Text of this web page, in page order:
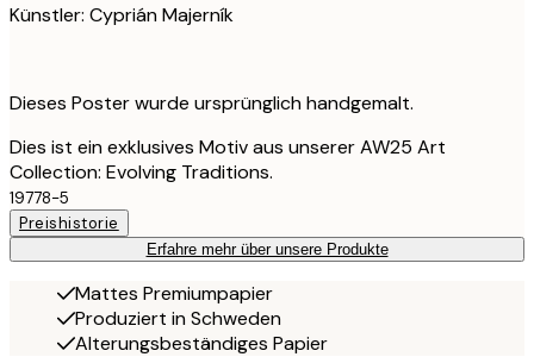
Künstler: Cyprián Majerník
Dieses Poster wurde ursprünglich handgemalt.
Dies ist ein exklusives Motiv aus unserer AW25 Art
Collection: Evolving Traditions.
19778-5
Preishistorie
Erfahre mehr über unsere Produkte
Mattes Premiumpapier
Produziert in Schweden
Alterungsbeständiges Papier